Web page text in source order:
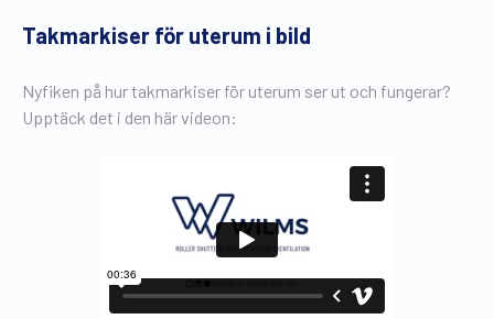
Takmarkiser för uterum i bild
Nyfiken på hur takmarkiser för uterum ser ut och fungerar?
Upptäck det i den här videon: